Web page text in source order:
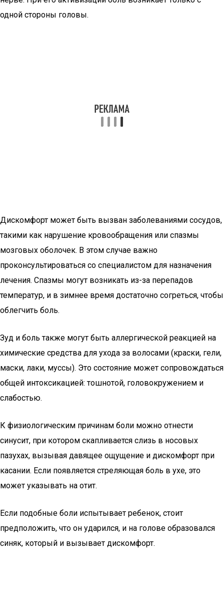
одной стороны головы.
Дискомфорт может быть вызван заболеваниями сосудов,
такими как нарушение кровообращения или спазмы
мозговых оболочек. В этом случае важно
проконсультироваться со специалистом для назначения
лечения. Спазмы могут возникать из-за перепадов
температур, и в зимнее время достаточно согреться, чтобы
облегчить боль.
Зуд и боль также могут быть аллергической реакцией на
химические средства для ухода за волосами (краски, гели,
маски, лаки, муссы). Это состояние может сопровождаться
общей интоксикацией: тошнотой, головокружением и
слабостью.
К физиологическим причинам боли можно отнести
синусит, при котором скапливается слизь в носовых
пазухах, вызывая давящее ощущение и дискомфорт при
касании. Если появляется стреляющая боль в ухе, это
может указывать на отит.
Если подобные боли испытывает ребенок, стоит
предположить, что он ударился, и на голове образовался
синяк, который и вызывает дискомфорт.